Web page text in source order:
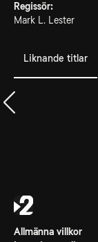
Regissör:
Mark L. Lester
Liknande titlar
Allmänna villkor